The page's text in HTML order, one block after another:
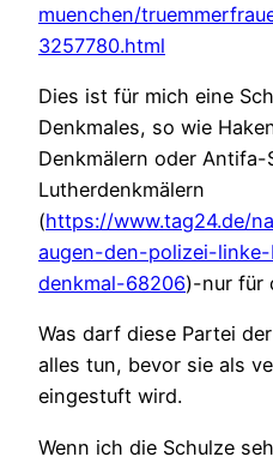
muenchen/
3257780.html
Dies ist für mich eine
Denkmales, so wie
Denkmälern oder Antifa-
Lutherdenkmälern
(https://www.tag24.de/
augen-den-polizei-
denkmal-68206)-nur für
Was darf diese Partei
alles tun, bevor sie als
eingestuft wird.
Wenn ich die Schulze